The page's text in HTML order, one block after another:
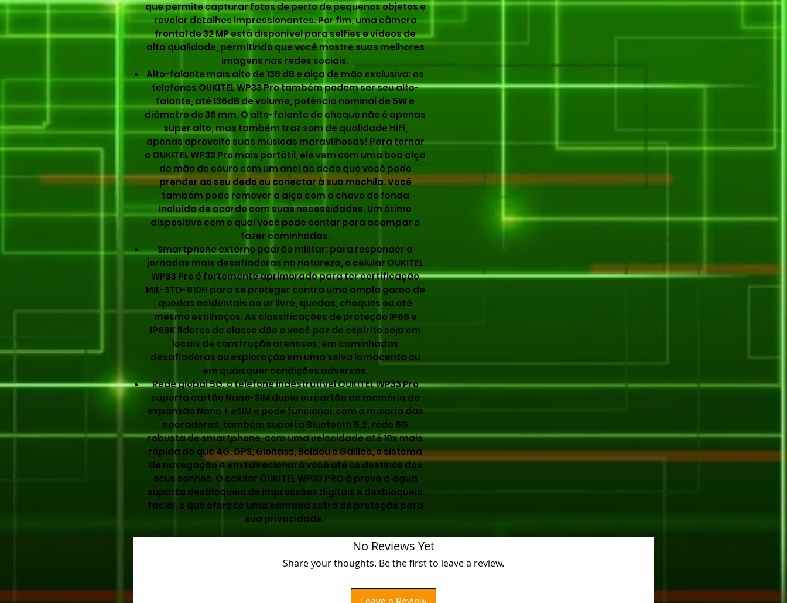
que permite capturar fotos de perto de pequenos objetos e
revelar detalhes impressionantes. Por fim, uma câmera
frontal de 32 MP está disponível para selfies e vídeos de
alta qualidade, permitindo que você mostre suas melhores
imagens nas redes sociais.
Alto-falante mais alto de 136 dB e alça de mão exclusiva: os
telefones OUKITEL WP33 Pro também podem ser seu alto-
falante, até 136dB de volume, potência nominal de 5W e
diâmetro de 36 mm. O alto-falante de choque não é apenas
super alto, mas também traz som de qualidade HiFi,
apenas aproveite suas músicas maravilhosas! Para tornar
o OUKITEL WP33 Pro mais portátil, ele vem com uma boa alça
de mão de couro com um anel de dedo que você pode
prender ao seu dedo ou conectar à sua mochila. Você
também pode remover a alça com a chave de fenda
incluída de acordo com suas necessidades. Um ótimo
dispositivo com o qual você pode contar para acampar e
fazer caminhadas.
Smartphone externo padrão militar: para responder a
jornadas mais desafiadoras na natureza, o celular OUKITEL
WP33 Pro é fortemente aprimorado para ter certificação
MIL-STD-810H para se proteger contra uma ampla gama de
quedas acidentais ao ar livre, quedas, choques ou até
mesmo estilhaços. As classificações de proteção IP68 e
IP69K líderes de classe dão a você paz de espírito seja em
locais de construção arenosos, em caminhadas
desafiadoras ou exploração em uma selva lamacenta ou
em quaisquer condições adversas.
Rede global 5G: o telefone indestrutível OUKITEL WP33 Pro
suporta cartão Nano-SIM duplo ou cartão de memória de
expansão Nano + eSIM e pode funcionar com a maioria das
operadoras, também suporta Bluetooth 5.2, rede 5G
robusta de smartphone, com uma velocidade até 10x mais
rápida do que 4G. GPS, Glonass, Beidou e Galileo, o sistema
de navegação 4 em 1 direcionará você até os destinos dos
seus sonhos. O celular OUKITEL WP33 PRO à prova d'água
suporta desbloqueio de impressões digitais e desbloqueio
facial, o que oferece uma camada extra de proteção para
sua privacidade.
No Reviews Yet
Share your thoughts. Be the first to leave a review.